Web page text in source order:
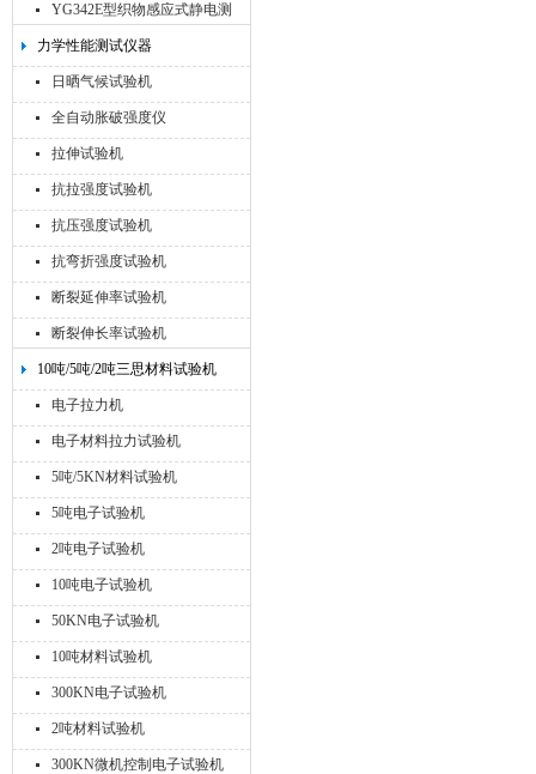
YG342E型织物感应式静电测
试仪
力学性能测试仪器
日晒气候试验机
全自动胀破强度仪
拉伸试验机
抗拉强度试验机
抗压强度试验机
抗弯折强度试验机
断裂延伸率试验机
断裂伸长率试验机
10吨/5吨/2吨三思材料试验机
电子拉力机
电子材料拉力试验机
5吨/5KN材料试验机
5吨电子试验机
2吨电子试验机
10吨电子试验机
50KN电子试验机
10吨材料试验机
300KN电子试验机
2吨材料试验机
300KN微机控制电子试验机